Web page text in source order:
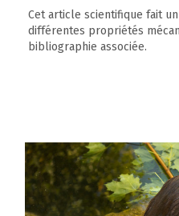
Cet article scientifique fait
différentes propriétés
bibliographie associée.